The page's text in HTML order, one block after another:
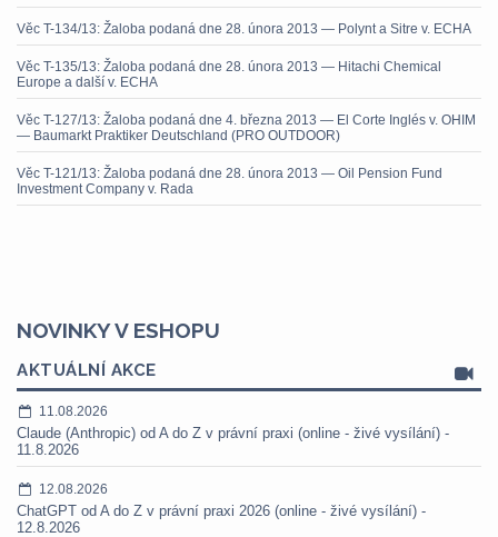
Věc T-134/13: Žaloba podaná dne 28. února 2013 — Polynt a Sitre v. ECHA
Věc T-135/13: Žaloba podaná dne 28. února 2013 — Hitachi Chemical
Europe a další v. ECHA
Věc T-127/13: Žaloba podaná dne 4. března 2013 — El Corte Inglés v. OHIM
— Baumarkt Praktiker Deutschland (PRO OUTDOOR)
Věc T-121/13: Žaloba podaná dne 28. února 2013 — Oil Pension Fund
Investment Company v. Rada
NOVINKY V ESHOPU
AKTUÁLNÍ AKCE
11.08.2026
Claude (Anthropic) od A do Z v právní praxi (online - živé vysílání) -
11.8.2026
12.08.2026
ChatGPT od A do Z v právní praxi 2026 (online - živé vysílání) -
12.8.2026